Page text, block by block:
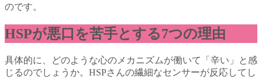
のです。
HSPが悪口を苦手とする7つの理由
具体的に、どのような心のメカニズムが働いて「辛い」と感
じるのでしょうか。HSPさんの繊細なセンサーが反応してし